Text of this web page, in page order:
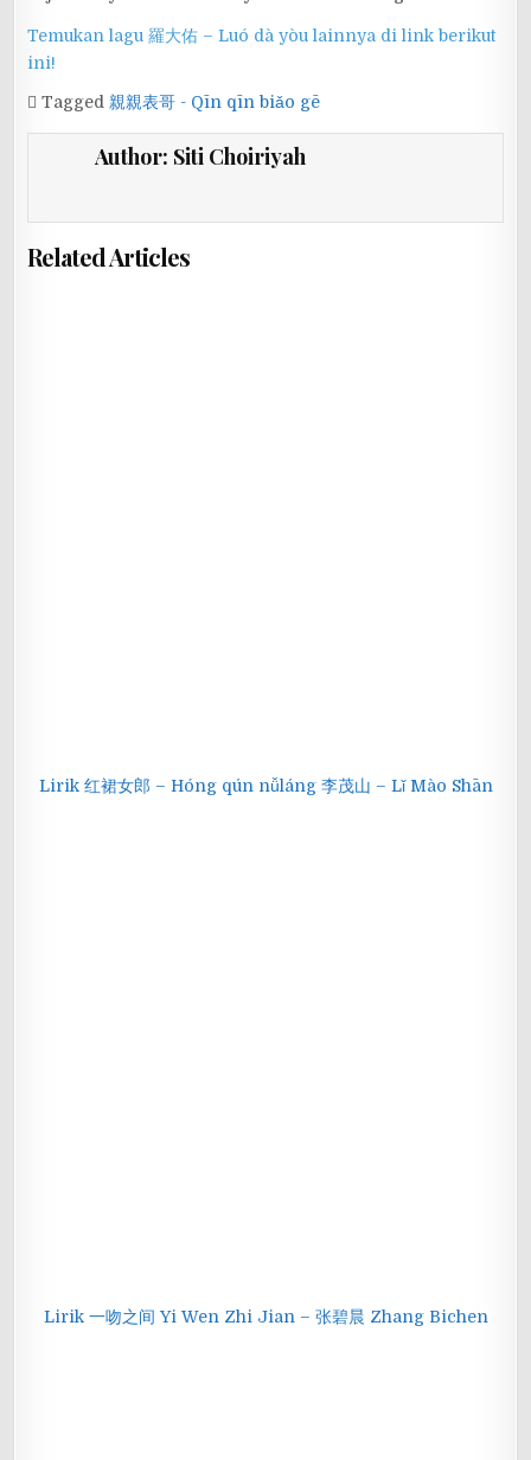
Temukan lagu 羅大佑 – Luó dà yòu lainnya di link berikut
ini!
Tagged親親表哥 - Qīn qīn biǎo gē
Author: Siti Choiriyah
Related Articles
Lirik 红裙女郎 – Hóng qún nǚláng 李茂山 – Lǐ Mào Shān
Lirik 一吻之间 Yi Wen Zhi Jian – 张碧晨 Zhang Bichen